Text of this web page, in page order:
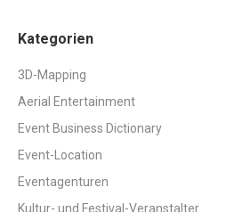
Kategorien
3D-Mapping
Aerial Entertainment
Event Business Dictionary
Event-Location
Eventagenturen
Kultur- und Festival-Veranstalter